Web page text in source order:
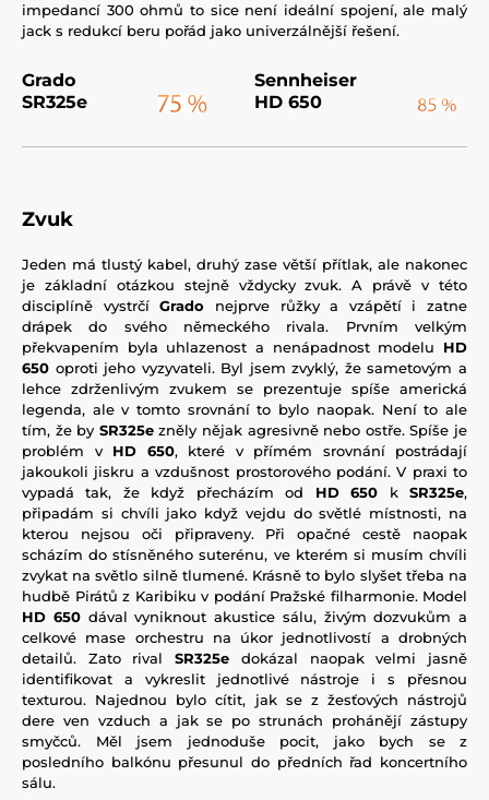
impedancí 300 ohmů to sice není ideální spojení, ale malý
jack s redukcí beru pořád jako univerzálnější řešení.
Grado
SR325e
Sennheiser
HD 650
Zvuk
Jeden má tlustý kabel, druhý zase větší přítlak, ale nakonec
je základní otázkou stejně vždycky zvuk. A právě v této
disciplíně vystrčíGrado nejprve růžky a vzápětí i zatne
drápek do svého německého rivala. Prvním velkým
překvapením byla uhlazenost a nenápadnost modelu HD
650 oproti jeho vyzyvateli. Byl jsem zvyklý, že sametovým a
lehce zdrženlivým zvukem se prezentuje spíše americká
legenda, ale v tomto srovnání to bylo naopak. Není to ale
tím, že by SR325ezněly nějak agresivně nebo ostře. Spíše je
problém v HD 650, které v přímém srovnání postrádají
jakoukoli jiskru a vzdušnost prostorového podání. V praxi to
vypadá tak, že když přecházím od HD 650 kSR325e,
připadám si chvíli jako když vejdu do světlé místnosti, na
kterou nejsou oči připraveny. Při opačné cestě naopak
scházím do stísněného suterénu, ve kterém si musím chvíli
zvykat na světlo silně tlumené. Krásně to bylo slyšet třeba na
hudbě Pirátů z Karibiku v podání Pražské filharmonie. Model
HD 650dával vyniknout akustice sálu, živým dozvukům a
celkové mase orchestru na úkor jednotlivostí a drobných
detailů. Zato rivalSR325e dokázal naopak velmi jasně
identifikovat a vykreslit jednotlivé nástroje i s přesnou
texturou. Najednou bylo cítit, jak se z žesťových nástrojů
dere ven vzduch a jak se po strunách prohánějí zástupy
smyčců. Měl jsem jednoduše pocit, jako bych se z
posledního balkónu přesunul do předních řad koncertního
sálu.